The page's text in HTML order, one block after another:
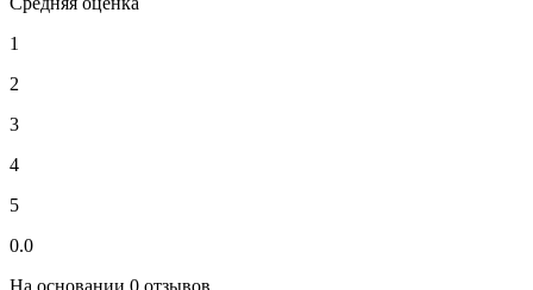
1
2
3
4
5
0.0
На основании 0 отзывов